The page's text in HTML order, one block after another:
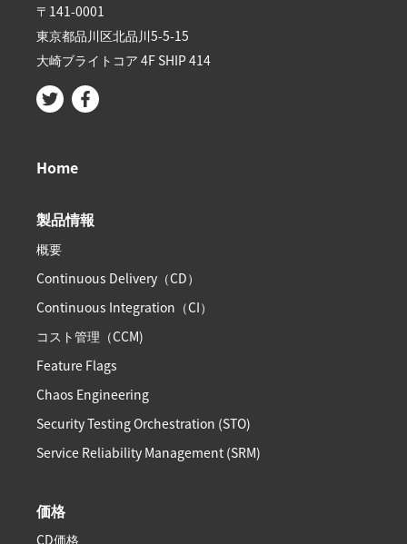
〒141-0001
東京都品川区北品川5-5-15​
大崎ブライトコア 4F SHIP 414
Home
製品情報
概要
Continuous Delivery（CD）
Continuous Integration（CI）
コスト管理（CCM)
Feature Flags
Chaos Engineering
Security Testing Orchestration (STO)
Service Reliability Management (SRM)
価格
CD価格